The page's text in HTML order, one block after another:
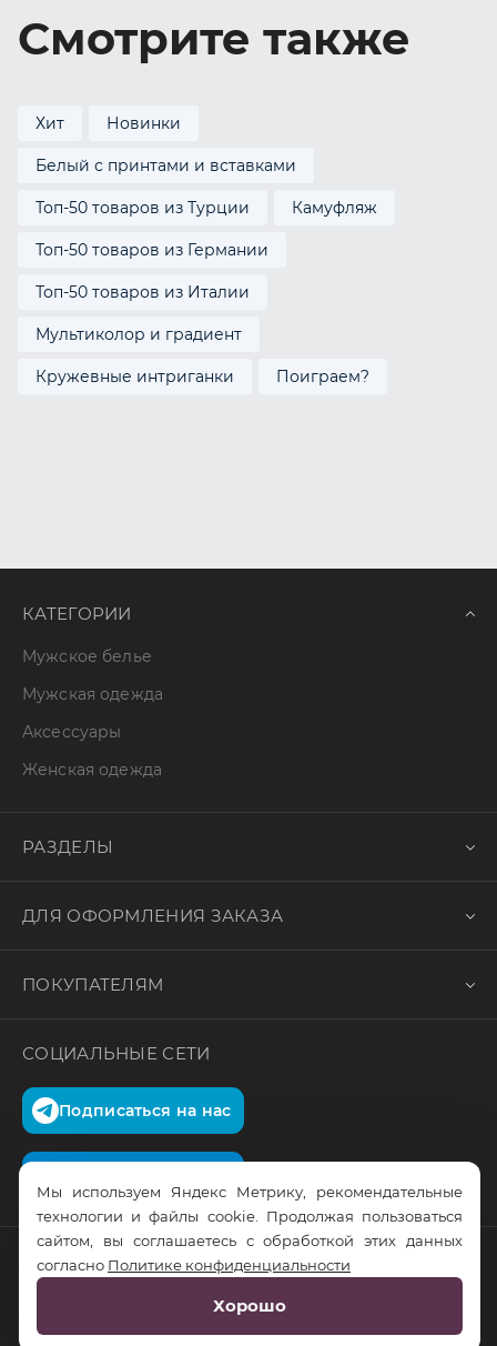
Смотрите также
Хит Новинки
Белый с принтами и вставками
Топ-50 товаров из Турции Камуфляж
Топ-50 товаров из Германии
Топ-50 товаров из Италии
Мультиколор и градиент
Кружевные интриганки Поиграем?
КАТЕГОРИИ
Мужское белье
Мужская одежда
Аксессуары
Женская одежда
РАЗДЕЛЫ
ДЛЯ ОФОРМЛЕНИЯ ЗАКАЗА
ПОКУПАТЕЛЯМ
СОЦИАЛЬНЫЕ СЕТИ
Подписаться на нас
© RusTrus. 2011-2026. Все права защищены
RS Digital
Мы используем Яндекс Метрику, рекомендательные
технологии и файлы cookie. Продолжая пользоваться
сайтом, вы соглашаетесь с обработкой этих данных
согласно Политике конфиденциальности
Хорошо